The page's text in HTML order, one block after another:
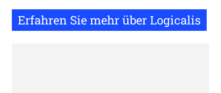
Erfahren Sie mehr über Logicalis